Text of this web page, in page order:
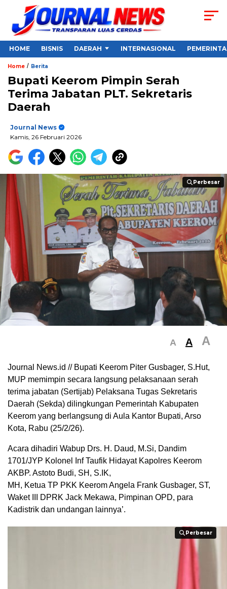
HOME BISNIS DAERAH INTERNASIONAL
Home / Berita
Bupati Keerom Pimpin Serah
Terima Jabatan PLT. Sekretaris
Daerah
Journal News
Kamis, 26 Februari 2026
Perbesar
Perbesar
A A A
Journal News.id // Bupati Keerom Piter Gusbager, S.Hut,
MUP memimpin secara langsung pelaksanaan serah
terima jabatan (Sertijab) Pelaksana Tugas Sekretaris
Daerah (Sekda) dilingkungan Pemerintah Kabupaten
Keerom yang berlangsung di Aula Kantor Bupati, Arso
Kota, Rabu (25/2/26).
Acara dihadiri Wabup Drs. H. Daud, M.Si, Dandim
1701/JYP Kolonel Inf Taufik Hidayat Kapolres Keerom
AKBP. Astoto Budi, SH, S.IK,
MH, Ketua TP PKK Keerom Angela Frank Gusbager, ST,
Waket III DPRK Jack Mekawa, Pimpinan OPD, para
Kadistrik dan undangan lainnya’.
Perbesar
Perbesar